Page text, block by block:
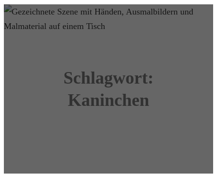
Schlagwort:
Kaninchen